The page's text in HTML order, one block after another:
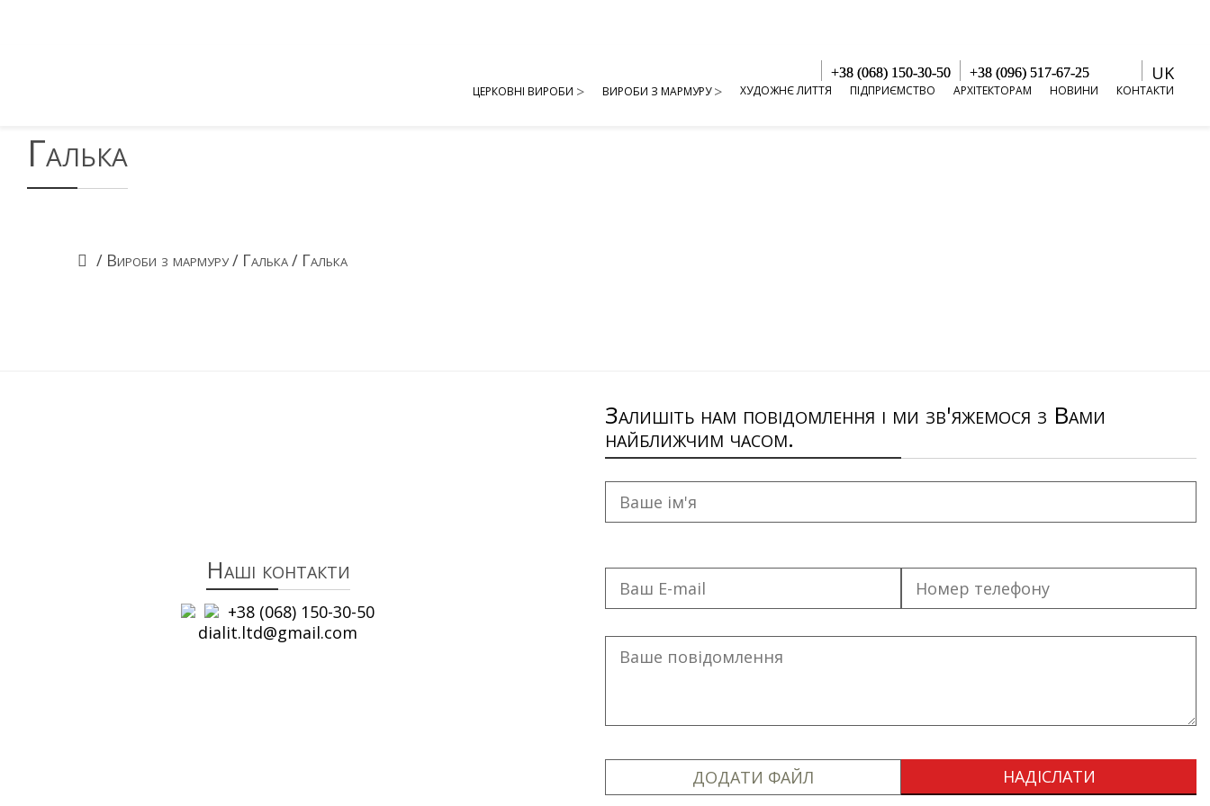
+38 (068) 150-30-50 +38 (096) 517-67-25 UK
ЦЕРКОВНІ ВИРОБИ ВИРОБИ З МАРМУРУ ХУДОЖНЄ ЛИТТЯ ПІДПРИЄМСТВО АРХІТЕКТОРАМ НОВИНИ КОНТАКТИ
Галька
/ Вироби з мармуру/ Галька/ Галька
Наші контакти
+38 (068) 150-30-50
dialit.ltd@gmail.com
Залишіть нам повідомлення і ми зв'яжемося з Вами
найближчим часом.
ДОДАТИ ФАЙЛ